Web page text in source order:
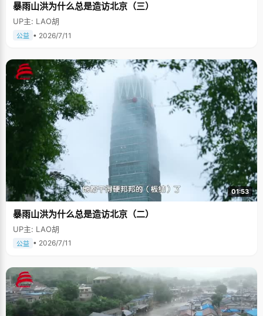
暴雨山洪为什么总是造访北京（三）
UP主: LAO胡
公益 • 2026/7/11
01:53
暴雨山洪为什么总是造访北京（二）
UP主: LAO胡
公益 • 2026/7/11